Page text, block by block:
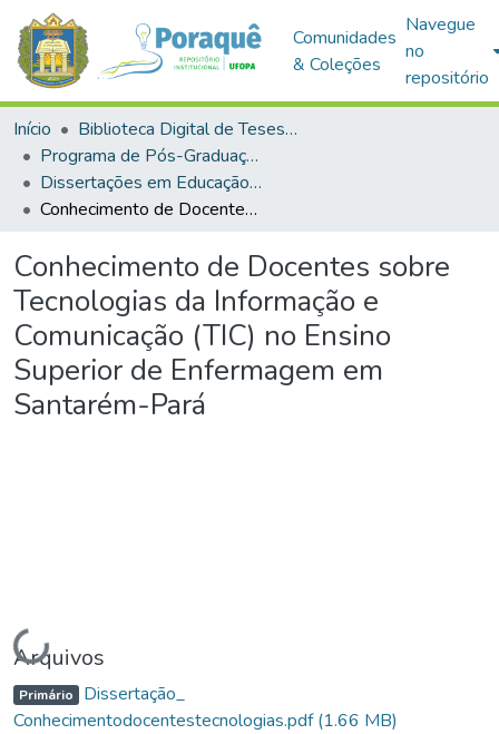
Comunidades
& Coleções
Navegue
no
repositório
Início
Biblioteca Digital de Teses e Dissertações (BDTD)
Programa de Pós-Graduação em Educação (PPGE)
Dissertações em Educação (Mestrado)
Conhecimento de Docentes sobre Tecnologias da Informação e Comunicação (TIC) no Ensino Superior de Enfermagem em Santarém-Pará
Conhecimento de Docentes sobre
Tecnologias da Informação e
Comunicação (TIC) no Ensino
Superior de Enfermagem em
Santarém-Pará
Carregando...
Arquivos
Primário Dissertação_
Conhecimentodocentestecnologias.pdf(1.66 MB)